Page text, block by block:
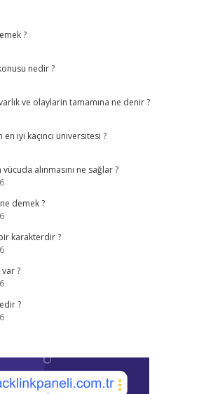
?
nedir ?
varlık ve olaylarin tamamına ne denir ?
en iyi kaçıncı üniversitesi ?
alınmasını ne sağlar ?
demek ?
karakterdir ?
?
?